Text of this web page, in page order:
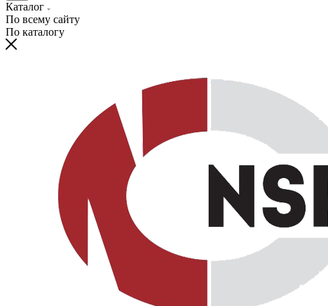
Каталог
По всему сайту
По каталогу